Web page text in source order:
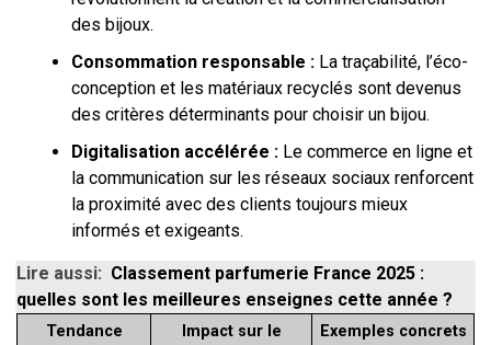
des bijoux.
Consommation responsable : La traçabilité, l’éco-
conception et les matériaux recyclés sont devenus
des critères déterminants pour choisir un bijou.
Digitalisation accélérée : Le commerce en ligne et
la communication sur les réseaux sociaux renforcent
la proximité avec des clients toujours mieux
informés et exigeants.
Lire aussi: Classement parfumerie France 2025 :
quelles sont les meilleures enseignes cette année ?
Tendance
Impact sur le
Exemples concrets